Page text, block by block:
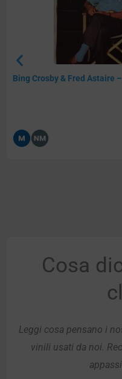
Bing Crosby & Fred Astaire
Cosa
Leggi cosa pensano i
vinili usati da noi.